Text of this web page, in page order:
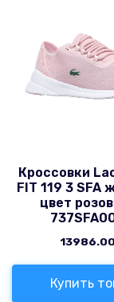
Кроссовки
FIT 119 3 SFA
цвет
13986.00
Купить